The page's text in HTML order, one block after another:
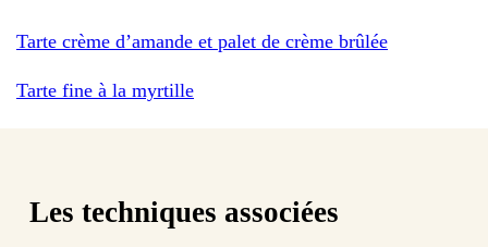
Tarte crème d’amande et palet de crème brûlée
Tarte fine à la myrtille
Les techniques associées